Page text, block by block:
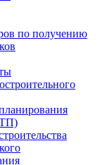
по получению